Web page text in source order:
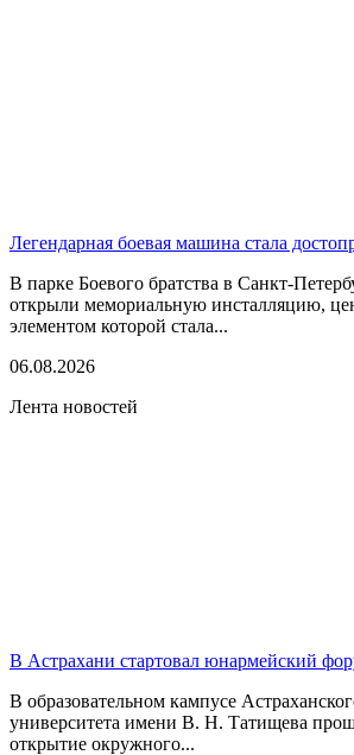
Легендарная боевая машина стала
В парке Боевого братства в Санкт-
открыли мемориальную инсталляцию,
элементом которой стала...
06.08.2026
Лента новостей
В Астрахани стартовал юнармейский
В образовательном кампусе
университета имени В. Н. Татищева
открытие окружного...